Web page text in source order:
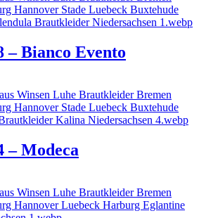
– Bianco Evento
– Modeca